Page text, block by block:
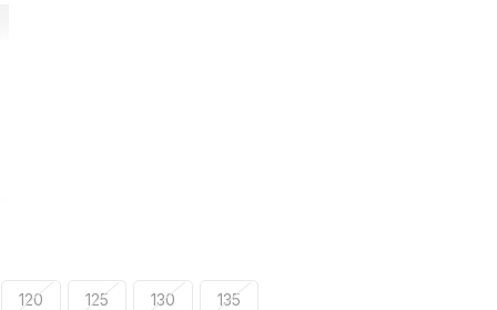
120 125 130 135